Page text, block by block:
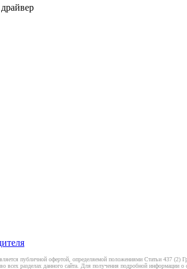
публичной офертой, определяемой положениями Статьи 437 (2)
разделах данного сайта. Для получения подробной информации о